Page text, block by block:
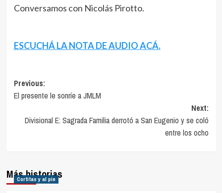
Conversamos con Nicolás Pirotto.
ESCUCHÁ LA NOTA DE AUDIO ACÁ.
Navegación
de
entradas
Previous:
El presente le sonríe a JMLM
Next:
Divisional E: Sagrada Familia derrotó a San Eugenio y se coló
entre los ocho
Más historias
Cortitas y al pie